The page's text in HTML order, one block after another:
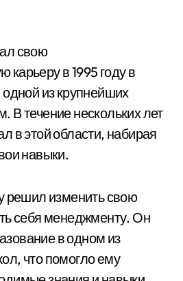
свою
в 1995 году в
одной из крупнейших
В течение нескольких лет
в этой области, набирая
навыки.
решил изменить свою
себя менеджменту. Он
в одном из
что помогло ему